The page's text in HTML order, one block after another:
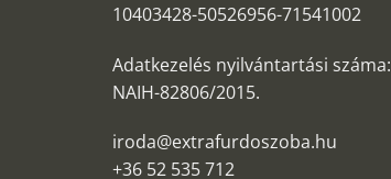
10403428-50526956-71541002
Adatkezelés nyilvántartási száma:
NAIH-82806/2015.
iroda@extrafurdoszoba.hu
+36 52 535 712